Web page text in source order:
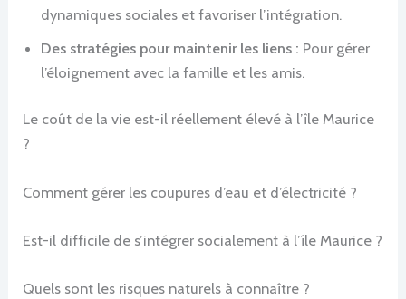
dynamiques sociales et favoriser l’intégration.
Des stratégies pour maintenir les liens : Pour gérer
l’éloignement avec la famille et les amis.
Le coût de la vie est-il réellement élevé à l’île Maurice
?
Comment gérer les coupures d’eau et d’électricité ?
Est-il difficile de s’intégrer socialement à l’île Maurice ?
Quels sont les risques naturels à connaître ?